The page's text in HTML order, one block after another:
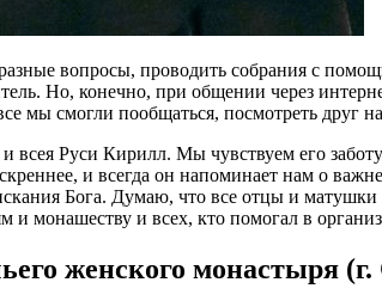
вопросы, проводить собрания с
Но, конечно, при общении через
мы смогли пообщаться, посмотреть друг
всея Руси Кирилл. Мы чувствуем его
и всегда он напоминает нам о
Бога. Думаю, что все отцы и
и монашеству и всех, кто помогал в
женского монастыря (г.